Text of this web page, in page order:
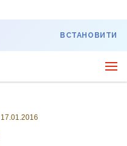
ВСТАНОВИТИ
17.01.2016